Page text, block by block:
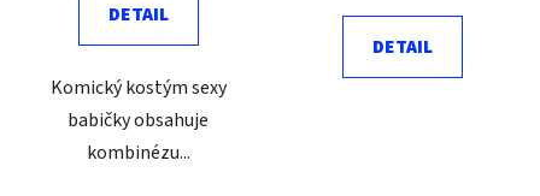
DETAIL
Komický kostým sexy
babičky obsahuje
kombinézu...
DETAIL